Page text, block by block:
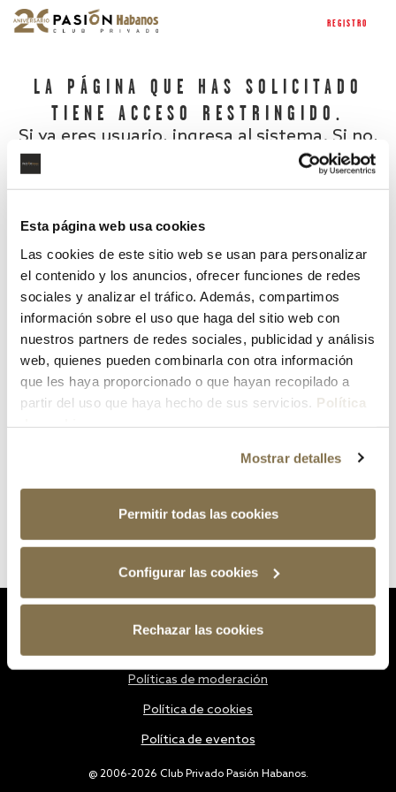
Esta página web usa cookies
Las cookies de este sitio web se usan para personalizar
el contenido y los anuncios, ofrecer funciones de redes
sociales y analizar el tráfico. Además, compartimos
información sobre el uso que haga del sitio web con
nuestros partners de redes sociales, publicidad y análisis
web, quienes pueden combinarla con otra información
que les haya proporcionado o que hayan recopilado a
partir del uso que haya hecho de sus servicios. Política
Mostrar detalles
Permitir todas las cookies
Configurar las cookies
Rechazar las cookies
REGISTRO
LA PÁGINA QUE HAS SOLICITADO
TIENE ACCESO RESTRINGIDO.
Si ya eres usuario, ingresa al sistema. Si no,
¿Has olvidado tu contraseña?
@ 2006-2026 Club Privado Pasión Habanos.
Políticas de moderación
Política de cookies
Política de eventos